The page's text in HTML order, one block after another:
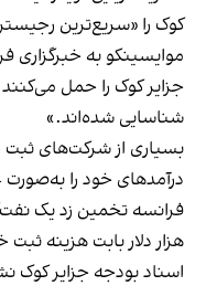
کوک را «سریع‌ترین
موایسینکو به
جزایر کوک را حمل
شناسایی شده‌اند.»
بسیاری از شرکت‌های ثبت
درآمدهای خود را
هزار دلار بابت هزینه ثبت
اسناد بودجه جزایر کوک